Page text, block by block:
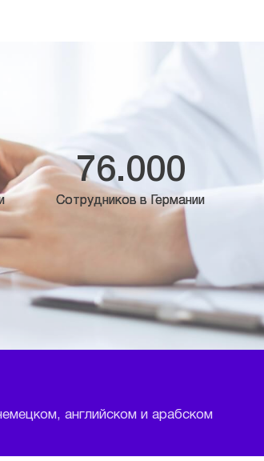
76.000
Сотрудников в Германии
английском и арабском